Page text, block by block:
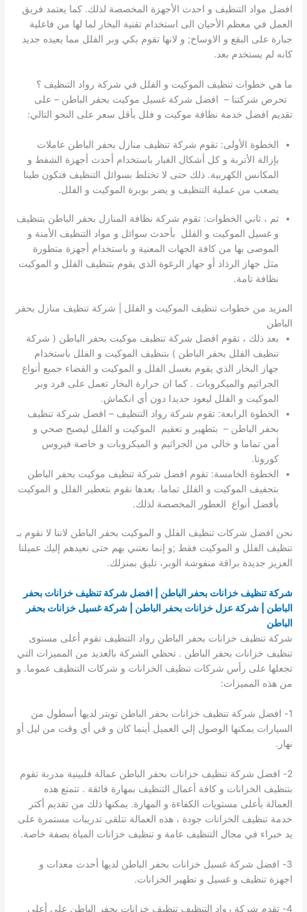
افضل مواد التنظيف و احدث الأجهزة المخصصة لذلك. كما يعتمد فريق
العمل في معظم الأحيان الى استخدام تقنية البخار لما لها من فاعلية
جبارة على البقع و الاوساخ; و لانها تقوم بكي وبر الفلل مما يعيده جديد
كانه لم يستخدم بعد.
ما هي خطوات تنظيف الموكيت و الفلل في شركة رواد التنظيف ؟
تحرص شركتنا – افضل شركة غسيل موكيت بحفر الباطن – على
تقديم افضل خدمة نظافة موكيت و فلل بأقل سعر على النحو التالي:
الخطوة الأولى: تقوم شركة تنظيف منازل بحفر الباطن عاملات
بإزالة الأتربة و كل أشكال الغبار باستخدام أحدث أجهزة الشفط و
المكانس الكهربية. ذلك حتى لا تختلط بسوائل التنظيف فتكون طينا
يصعب من عملية التنظيف و يضر بوبرة الموكيت و الفلل.
ثم ، ثاني الخطوات: تقوم شركة نظافة المنازل بحفر الباطن بتنظيف
و غسيل الموكيت و الفلل بأحدث سوائل و مواد التنظيف الأمنة و
الموصى بها من كافة الجهات المعنية و باستخدام أجهزة متطورة
مثل جهاز الرذاذ أو جهاز الرغوة الذي يقوم بتنظيف الفلل و الموكيت
نظافة تامة.
المزيد من خطوات تنظيف الموكيت و الفلل | شركة تنظيف منازل بحفر
الباطن
بعد ذلك ، تقوم افضل شركة تنظيف موكيت بحفر الباطن ( شركة
تنظيف الفلل بحفر الباطن ) بتنظيف الموكيت و الفلل باستخدام
جهاز البخار الذي يقوم بغسل الفلل و الموكيت و القضاء جميع أنواع
الجراثيم والميكروبات . كما ان حرارة البخار تعمل على فرد وبر
الموكيت و الفلل ليعود جديدا دون أي انكماش.
الخطوة الرابعة: تقوم شركة رواد التنظيف – افضل شركة تنظيف
بحفر الباطن – بتطهير و تعقيم الموكيت و الفلل ليصبح صحي و
أمن تماما و خالى من الجراثيم و الميكروبات و خاصة فيروس
كورونا.
الخطوة الخامسة: تقوم افضل شركة تنظيف موكيت بحفر الباطن
بتجفيف الموكيت و الفلل تماما. بعدها نقوم بتعطير الفلل و الموكيت
بأفضل أنواع العطور المخصصة لذلك.
نحن افضل شركات تنظيف الفلل و الموكيت بحفر الباطن لاننا لا نقوم بـ
تنظيف الفلل و الموكيت فقط ;و إنما نعتني بهم حتى نعيدهم إليك عميلنا
العزيز جديدة براقة منفوشة الوبر، تليق بمنزلك.
شركة تنظيف خزانات بحفر الباطن | افضل شركة تنظيف خزانات بحفر
الباطن | شركة عزل خزانات بحفر الباطن | شركة غسيل خزانات بحفر
الباطن
شركة تنظيف خزانات بحفر الباطن رواد التنظيف تقوم أعلى مستوى
تنظيف خزانات بحفر الباطن . تحظي الشركة بالعديد من المميزات التي
تجعلها على رأس شركات تنظيف الخزانات و شركات التنظيف عموما. و
من هذه المميزات:
1- افضل شركة تنظيف خزانات بحفر الباطن تويتر لديها أسطول من
السيارات يمكنها الوصول إلي العميل أينما كان و في أي وقت من ليل أو
نهار.
2- افضل شركة تنظيف خزانات بحفر الباطن عمالة فلبينية مدربة تقوم
بتنظيف الخزانات و كافة أعمال التنظيف بمهارة فائقة . تتمتع هذه
العمالة بأعلى مستويات الكفاءة و المهارة. يمكنها ذلك من تقديم أكثر
خدمة تنظيف الخزانات جودة ، هذه العمالة تتلقى تدريبات مستمرة على
يد خبراء في مجال التنظيف عامة و تنظيف خزانات المياة بصفة خاصة.
3- افضل شركة غسيل خزانات بحفر الباطن لديها أحدث معدات و
اجهزة تنظيف و غسيل و تطهير الخزانات.
4- تقدم شركة رواد التنظيف تنظيف خزانات بحفر الباطن على أعلى